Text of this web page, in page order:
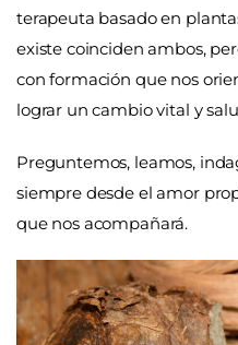
terapeuta basado en
existe coinciden ambos,
con formación que nos
lograr un cambio vital y
Preguntemos, leamos,
siempre desde el amor
que nos acompañará.